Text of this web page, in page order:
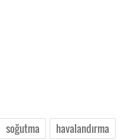
soğutma
havalandırma